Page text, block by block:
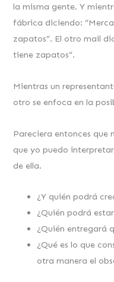
la misma gente. Y
fábrica diciendo:
zapatos”. El otro mail
tiene zapatos”.
Mientras un
otro se enfoca en la
Pareciera entonces que
que yo puedo
de ella.
¿Y quién podrá
¿Quién podrá
¿Quién entregará
¿Qué es lo que
otra manera el